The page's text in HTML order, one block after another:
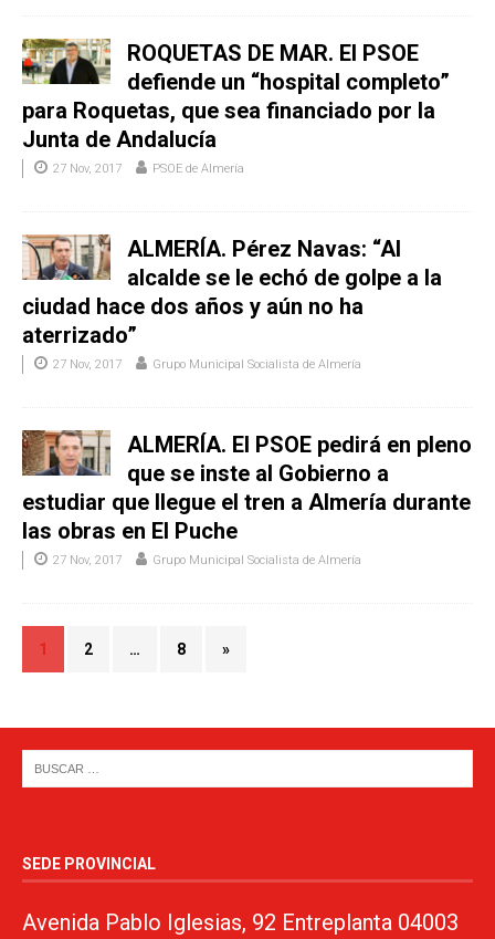
ROQUETAS DE MAR. El PSOE
defiende un “hospital completo”
para Roquetas, que sea financiado por la
Junta de Andalucía
27 Nov, 2017 PSOE de Almería
ALMERÍA. Pérez Navas: “Al
alcalde se le echó de golpe a la
ciudad hace dos años y aún no ha
aterrizado”
27 Nov, 2017 Grupo Municipal Socialista de Almería
ALMERÍA. El PSOE pedirá en pleno
que se inste al Gobierno a
estudiar que llegue el tren a Almería durante
las obras en El Puche
27 Nov, 2017 Grupo Municipal Socialista de Almería
1 2 … 8 »
SEDE PROVINCIAL
Avenida Pablo Iglesias, 92 Entreplanta 04003